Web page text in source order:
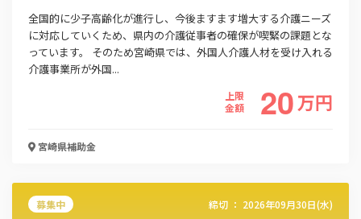
全国的に少子高齢化が進行し、今後ますます増大する介護ニーズ
に対応していくため、県内の介護従事者の確保が喫緊の課題とな
っています。 そのため宮崎県では、外国人介護人材を受け入れる
介護事業所が外国...
上限
金額
20万円
宮崎県補助金
募集中 締切 ： 2026年09月30日(水)